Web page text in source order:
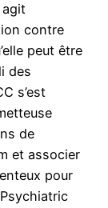
agit
contre
peut être
des
s’est
de
et associer
pour